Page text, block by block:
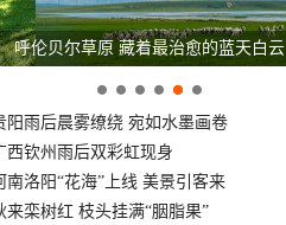
呼伦贝尔草原 藏着最治愈的蓝天白云
阳雨后晨雾缭绕 宛如水墨画卷
西钦州雨后双彩虹现身
南洛阳“花海”上线 美景引客来
来栾树红 枝头挂满“胭脂果”